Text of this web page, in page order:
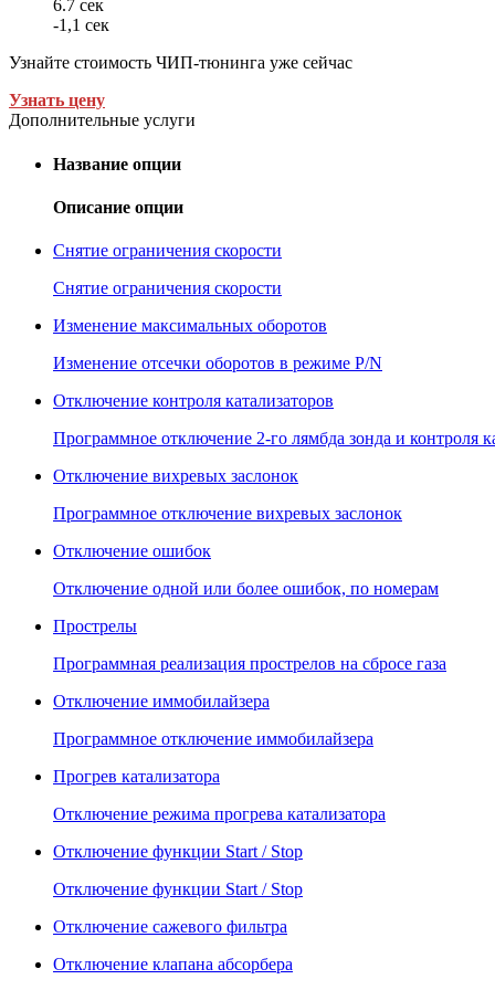
6.7 сек
-1,1 сек
Узнайте стоимость ЧИП-тюнинга уже сейчас
Узнать цену
Дополнительные услуги
Название опции
Описание опции
Снятие ограничения скорости
Снятие ограничения скорости
Изменение максимальных оборотов
Изменение отсечки оборотов в режиме P/N
Отключение контроля катализаторов
Программное отключение 2-го лямбда зонда и контроля
Отключение вихревых заслонок
Программное отключение вихревых заслонок
Отключение ошибок
Отключение одной или более ошибок, по номерам
Прострелы
Программная реализация прострелов на сбросе газа
Отключение иммобилайзера
Программное отключение иммобилайзера
Прогрев катализатора
Отключение режима прогрева катализатора
Отключение функции Start / Stop
Отключение функции Start / Stop
Отключение сажевого фильтра
Отключение клапана абсорбера